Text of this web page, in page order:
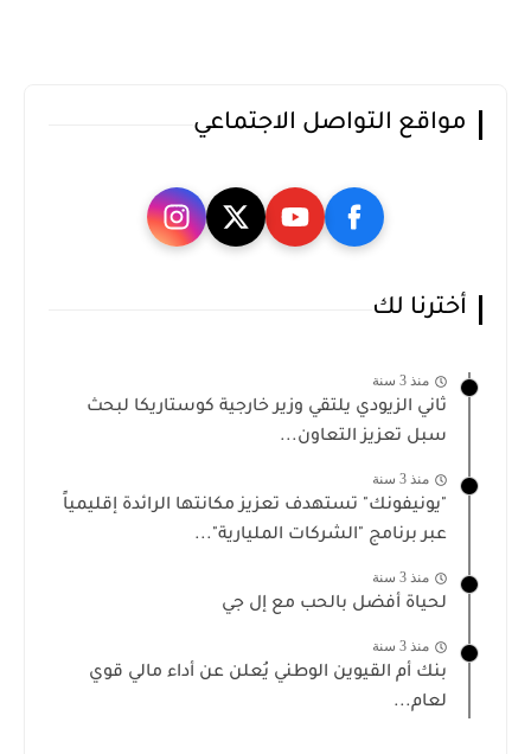
مواقع التواصل الاجتماعي
أخترنا لك
منذ 3 سنة
ثاني الزيودي يلتقي وزير خارجية كوستاريكا لبحث
سبل تعزيز التعاون...
منذ 3 سنة
"يونيفونك" تستهدف تعزيز مكانتها الرائدة إقليمياً
عبر برنامج "الشركات المليارية"...
منذ 3 سنة
لحياة أفضل بالحب مع إل جي
منذ 3 سنة
بنك أم القيوين الوطني يُعلن عن أداء مالي قوي
لعام...